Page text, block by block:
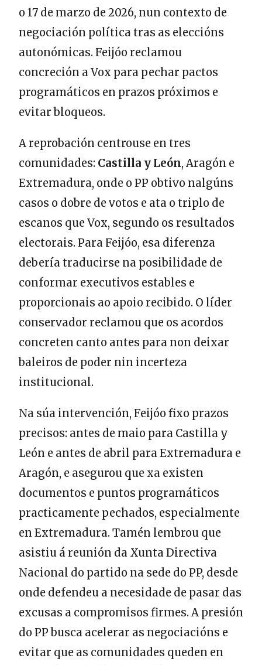
o 17 de marzo de 2026, nun contexto de
negociación política tras as eleccións
autonómicas. Feijóo reclamou
concreción a Vox para pechar pactos
programáticos en prazos próximos e
evitar bloqueos.
A reprobación centrouse en tres
comunidades: Castilla y León, Aragón e
Extremadura, onde o PP obtivo nalgúns
casos o dobre de votos e ata o triplo de
escanos que Vox, segundo os resultados
electorais. Para Feijóo, esa diferenza
debería traducirse na posibilidade de
conformar executivos estables e
proporcionais ao apoio recibido. O líder
conservador reclamou que os acordos
concreten canto antes para non deixar
baleiros de poder nin incerteza
institucional.
Na súa intervención, Feijóo fixo prazos
precisos: antes de maio para Castilla y
León e antes de abril para Extremadura e
Aragón, e asegurou que xa existen
documentos e puntos programáticos
practicamente pechados, especialmente
en Extremadura. Tamén lembrou que
asistiu á reunión da Xunta Directiva
Nacional do partido na sede do PP, desde
onde defendeu a necesidade de pasar das
excusas a compromisos firmes. A presión
do PP busca acelerar as negociacións e
evitar que as comunidades queden en